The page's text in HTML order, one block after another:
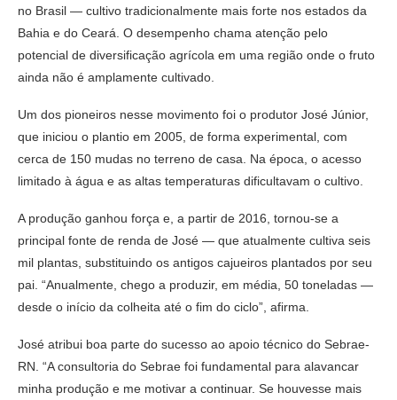
no Brasil — cultivo tradicionalmente mais forte nos estados da
Bahia e do Ceará. O desempenho chama atenção pelo
potencial de diversificação agrícola em uma região onde o fruto
ainda não é amplamente cultivado.
Um dos pioneiros nesse movimento foi o produtor José Júnior,
que iniciou o plantio em 2005, de forma experimental, com
cerca de 150 mudas no terreno de casa. Na época, o acesso
limitado à água e as altas temperaturas dificultavam o cultivo.
A produção ganhou força e, a partir de 2016, tornou-se a
principal fonte de renda de José — que atualmente cultiva seis
mil plantas, substituindo os antigos cajueiros plantados por seu
pai. “Anualmente, chego a produzir, em média, 50 toneladas —
desde o início da colheita até o fim do ciclo”, afirma.
José atribui boa parte do sucesso ao apoio técnico do Sebrae-
RN. “A consultoria do Sebrae foi fundamental para alavancar
minha produção e me motivar a continuar. Se houvesse mais